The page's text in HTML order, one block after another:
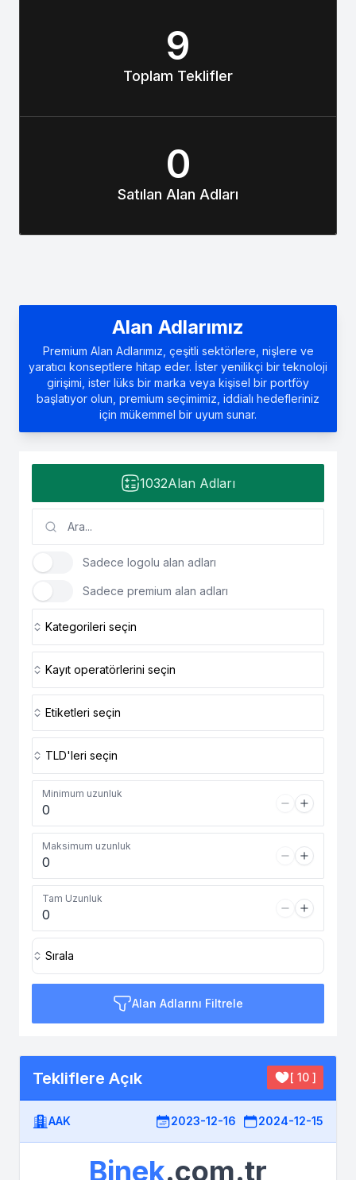
9
Toplam Teklifler
0
Satılan Alan Adları
Alan Adlarımız
Premium Alan Adlarımız, çeşitli sektörlere, nişlere ve
yaratıcı konseptlere hitap eder. İster yenilikçi bir teknoloji
girişimi, ister lüks bir marka veya kişisel bir portföy
başlatıyor olun, premium seçimimiz, iddialı hedefleriniz
için mükemmel bir uyum sunar.
1032Alan Adları
Sadece logolu alan adları
Sadece premium alan adları
Kategorileri seçin
Kayıt operatörlerini seçin
Etiketleri seçin
TLD'leri seçin
Minimum uzunluk
Maksimum uzunluk
Tam Uzunluk
Sırala
Alan Adlarını Filtrele
Tekliflere Açık [ 10 ]
AAK 2023-12-16 2024-12-15
Binek.com.tr